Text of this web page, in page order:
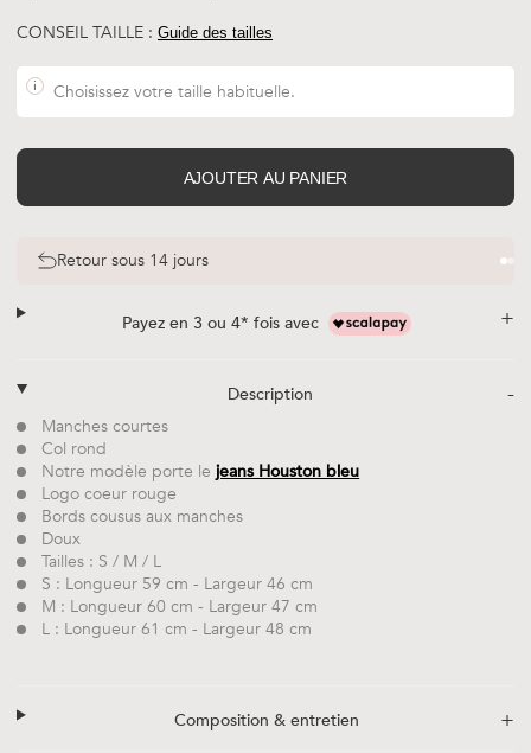
CONSEIL TAILLE : Guide des tailles
i Choisissez votre taille habituelle.
AJOUTER AU PANIER
Retour sous 14 jours
Payez en 3 ou 4* fois avec +
Description -
Manches courtes
Col rond
Notre modèle porte lejeans Houston bleu
Logo coeur rouge
Bords cousus aux manches
Doux
Tailles : S / M / L
S : Longueur 59 cm - Largeur 46 cm
M : Longueur 60 cm - Largeur 47 cm
L : Longueur 61 cm - Largeur 48 cm
Composition & entretien +